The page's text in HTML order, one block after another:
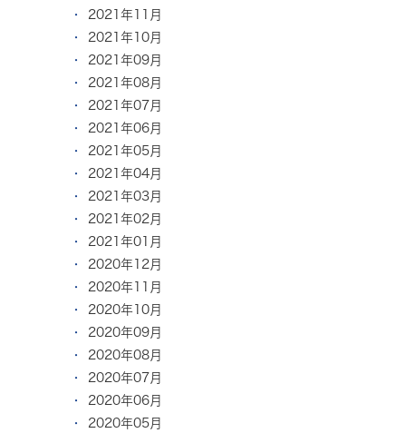
2021年11月
2021年10月
2021年09月
2021年08月
2021年07月
2021年06月
2021年05月
2021年04月
2021年03月
2021年02月
2021年01月
2020年12月
2020年11月
2020年10月
2020年09月
2020年08月
2020年07月
2020年06月
2020年05月